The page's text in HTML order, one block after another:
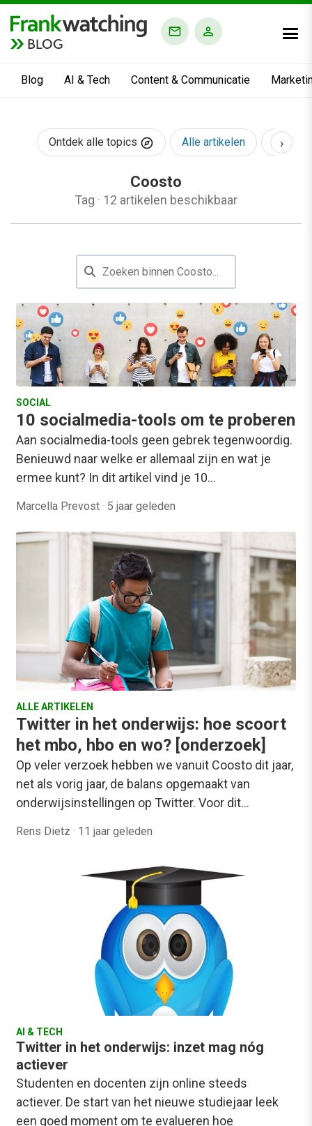
BLOG
Blog AI & Tech Content & Communicatie
Ontdek alle topics Alle artikelen AI &
›
Coosto
Tag · 12 artikelen beschikbaar
SOCIAL
10 socialmedia-tools om te proberen
Aan socialmedia-tools geen gebrek tegenwoordig.
Benieuwd naar welke er allemaal zijn en wat je
ermee kunt? In dit artikel vind je 10…
Marcella Prevost · 5 jaar geleden
ALLE ARTIKELEN
Twitter in het onderwijs: hoe scoort
het mbo, hbo en wo? [onderzoek]
Op veler verzoek hebben we vanuit Coosto dit jaar,
net als vorig jaar, de balans opgemaakt van
onderwijsinstellingen op Twitter. Voor dit…
Rens Dietz · 11 jaar geleden
AI & TECH
Twitter in het onderwijs: inzet mag nóg
actiever
Studenten en docenten zijn online steeds
actiever. De start van het nieuwe studiejaar leek
een goed moment om te evalueren hoe